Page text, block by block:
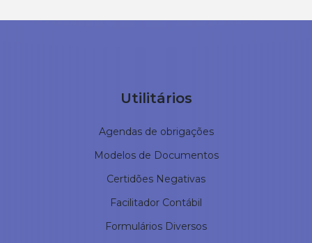
Utilitários
Agendas de obrigações
Modelos de Documentos
Certidões Negativas
Facilitador Contábil
Formulários Diversos